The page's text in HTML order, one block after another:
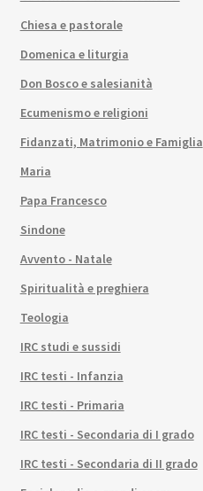
Chiesa e pastorale
Domenica e liturgia
Don Bosco e salesianità
Ecumenismo e religioni
Fidanzati, Matrimonio e Famiglia
Maria
Papa Francesco
Sindone
Avvento - Natale
Spiritualità e preghiera
Teologia
IRC studi e sussidi
IRC testi - Infanzia
IRC testi - Primaria
IRC testi - Secondaria di I grado
IRC testi - Secondaria di II grado